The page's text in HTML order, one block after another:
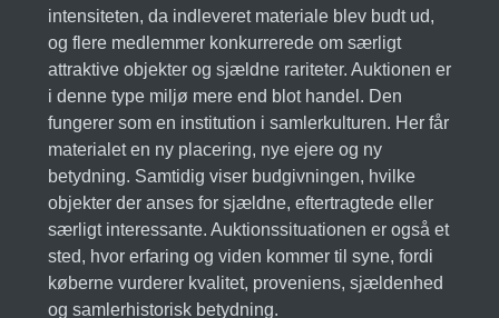
intensiteten, da indleveret materiale blev budt ud,
og flere medlemmer konkurrerede om særligt
attraktive objekter og sjældne rariteter. Auktionen er
i denne type miljø mere end blot handel. Den
fungerer som en institution i samlerkulturen. Her får
materialet en ny placering, nye ejere og ny
betydning. Samtidig viser budgivningen, hvilke
objekter der anses for sjældne, eftertragtede eller
særligt interessante. Auktionssituationen er også et
sted, hvor erfaring og viden kommer til syne, fordi
køberne vurderer kvalitet, proveniens, sjældenhed
og samlerhistorisk betydning.